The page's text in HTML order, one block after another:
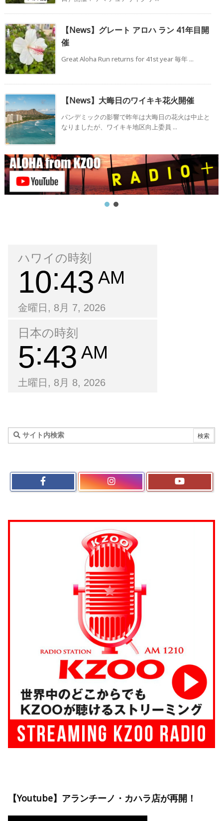
【News】グレート アロハ ラン 41年目開
催
Great Aloha Run returns for 41st year 毎年 ...
【News】大晦日のワイキキ花火開催
パンデミックの影響で昨年は大晦日の花火は中止と
なりましたが、ワイキキ地区向上委員 ...
ハワイの時刻
10 43 AM
金曜日, 8月 7, 2026
日本の時刻
5 43 AM
土曜日, 8月 8, 2026
【Youtube】アランチーノ・カハラ店が再開！